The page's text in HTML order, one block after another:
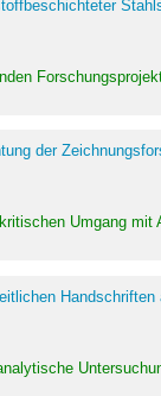
der
Umgang